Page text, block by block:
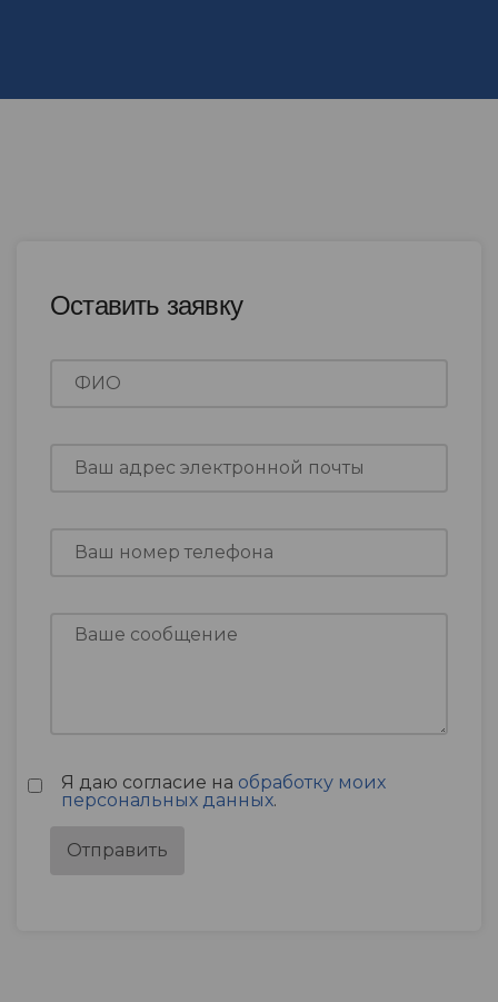
Оставить заявку
Я даю согласие на обработку моих
персональных данных.